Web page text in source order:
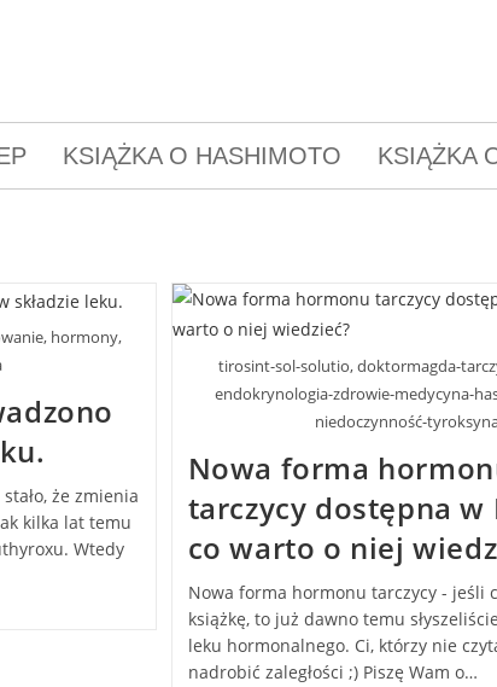
KSIĄŻKA O HASHIMOTO KSIĄŻKA
hormony,
że zmienia
kilka lat temu
Wtedy
tirosint-sol-solutio, doktormagda-
endokrynologia-zdrowie-medycyna-
niedoczynność-
Nowa forma
tarczycy dostępna w
co warto o niej
Nowa forma hormonu tarczycy - jeśli
książkę, to już dawno temu
leku hormonalnego. Ci, którzy nie
nadrobić zaległości ;) Piszę Wam o…